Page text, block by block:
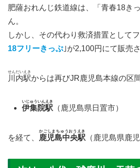
肥薩おれんじ鉄道線は、「青春18き
ん。
しかし、その代わり救済措置として
18フリーきっぷ｣が2,100円にて販売
川内駅
せんだいえき
からは再びJR鹿児島本線の区
伊集院駅
いじゅういんえき
（鹿児島県日置市）
を経て、 鹿児島中央駅
かごしまちゅうおうえき
（鹿児島県鹿